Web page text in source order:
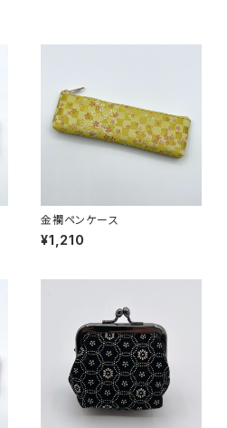
金襴ペンケース
¥1,210